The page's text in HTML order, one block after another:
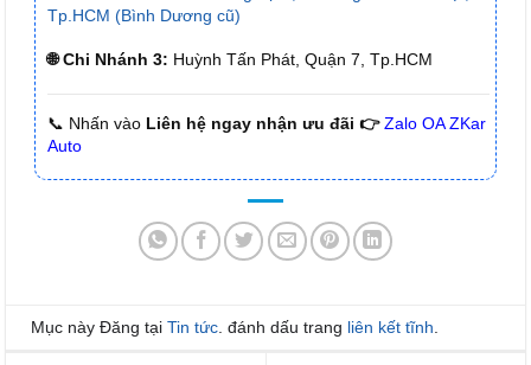
Tp.HCM (Bình Dương cũ)
🌐 Chi Nhánh 3: Huỳnh Tấn Phát, Quận 7, Tp.HCM
📞 Nhấn vào Liên hệ ngay nhận ưu đãi 👉 Zalo OA ZKar
Auto
Mục này Đăng tại Tin tức . đánh dấu trang liên kết tĩnh